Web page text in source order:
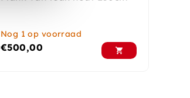
Nog 1 op voorraad
€500,00